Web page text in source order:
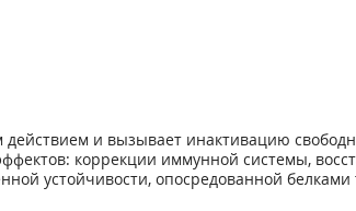
и вызывает инактивацию
коррекции иммунной системы,
устойчивости, опосредованной